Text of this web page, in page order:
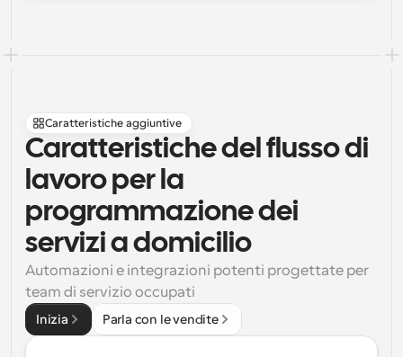
Caratteristiche aggiuntive
Caratteristiche del flusso di
lavoro per la
programmazione dei
servizi a domicilio
Automazioni e integrazioni potenti progettate per
team di servizio occupati
Inizia Parla con le vendite